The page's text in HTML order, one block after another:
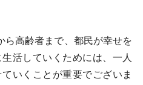
高齢者まで、都民が幸せを
活していくためには、一人
いくことが重要でございま